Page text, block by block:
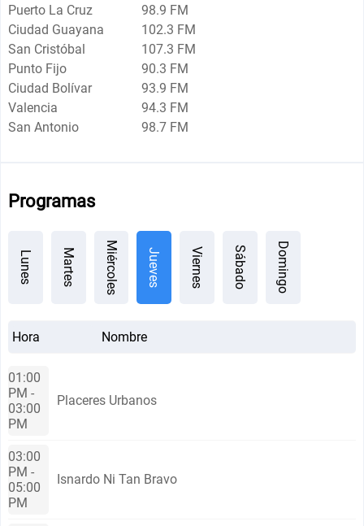
Puerto La Cruz
98.9 FM
Ciudad Guayana
102.3 FM
San Cristóbal
107.3 FM
Punto Fijo
90.3 FM
Ciudad Bolívar
93.9 FM
Valencia
94.3 FM
San Antonio
98.7 FM
Programas
Lunes Martes Miércoles Jueves Viernes Sábado Domingo
Hora Nombre
01:00
PM -
03:00
PM
Plаceres Urbanos
03:00
PM -
05:00
PM
Isnardo Ni Tan Bravo